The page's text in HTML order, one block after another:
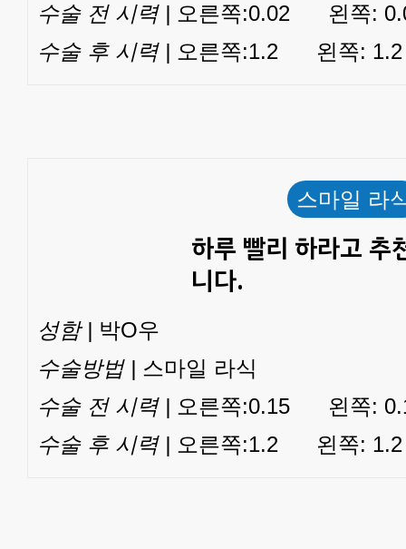
수술 전 시력 | 오른쪽:0.02 왼쪽:
수술 후 시력 | 오른쪽:1.2 왼쪽: 1.2
스마일 라
하루 빨리 하라고 추
니다.
성함 | 박O우
수술방법 | 스마일 라식
수술 전 시력 | 오른쪽:0.15 왼쪽:
수술 후 시력 | 오른쪽:1.2 왼쪽: 1.2